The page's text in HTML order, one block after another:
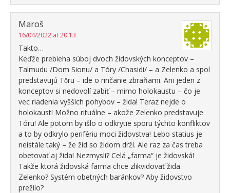
Maroš
16/04/2022 at 20:13
Takto…
Keďže prebieha súboj dvoch židovských konceptov –
Talmudu /Dom Sionu/ a Tóry /Chasidi/ – a Zelenko a spol
predstavujú Tǒru – ide o rinčanie zbraňami. Ani jeden z
konceptov si nedovolí zabiť – mimo holokaustu – čo je
vec riadenia vyšších pohybov – žida! Teraz nejde o
holokaust! Možno rituálne – akože Zelenko predstavuje
Tóru! Ale potom by išlo o odkrytie sporu týchto konfliktov
a to by odkrylo perifériu moci židovstva! Lebo statius je
neistále taký – že žid so židom drží. Ale raz za čas treba
obetovať aj žida! Nezmysli? Celá „farma“ je židovská!
Takže ktorá židovská farma chce zlikvidovať žida
Zelenko? Systém obetných baránkov? Aby židovstvo
prežilo?